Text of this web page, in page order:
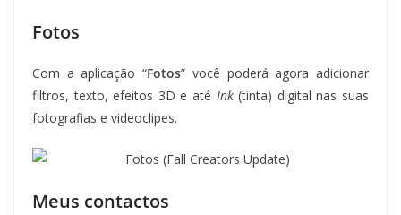
Fotos
Com a aplicação “Fotos” você poderá agora adicionar
filtros, texto, efeitos 3D e até Ink(tinta) digital nas suas
fotografias e videoclipes.
Meus contactos